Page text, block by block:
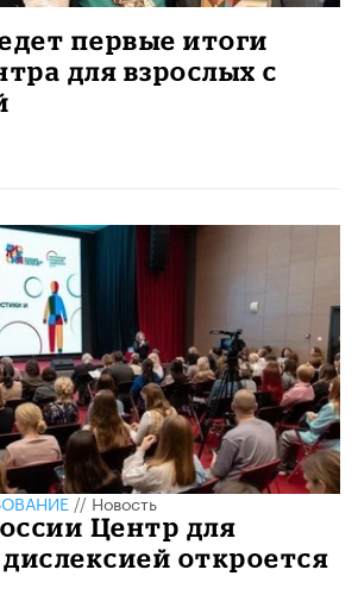
первые итоги
для взрослых с
//Новость
Центр для
откроется